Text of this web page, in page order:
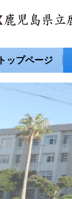
トップページ